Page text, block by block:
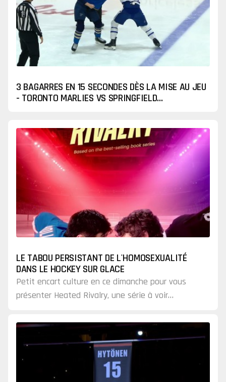
3 BAGARRES EN 15 SECONDES DÈS LA MISE AU JEU
- TORONTO MARLIES VS SPRINGFIELD
LE TABOU PERSISTANT DE L'HOMOSEXUALITÉ
DANS LE HOCKEY SUR GLACE
Petit encart culture en ce dimanche pour vous
présenter Heated Rivalry, une série à voir
différent sur notre sport.